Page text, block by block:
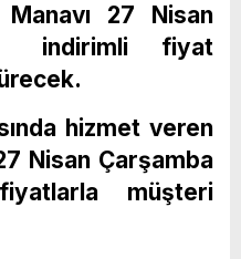
27 Nisan
indirimli fiyat
hizmet veren
Nisan Çarşamba
müşteri